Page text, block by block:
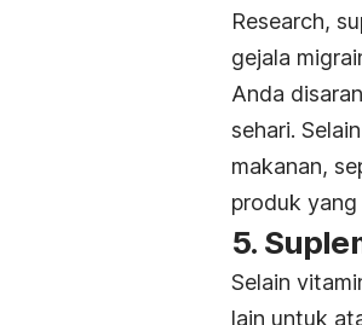
Research,
gejala
Anda
sehari.
makanan,
produk yang
5.
Selain
lain untuk